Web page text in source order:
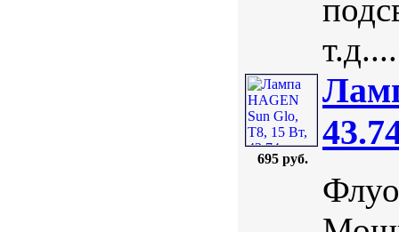
т.д....
695 руб.